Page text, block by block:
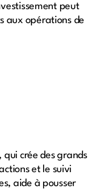
peut
aux opérations de
qui crée des grands
et le suivi
aide à pousser